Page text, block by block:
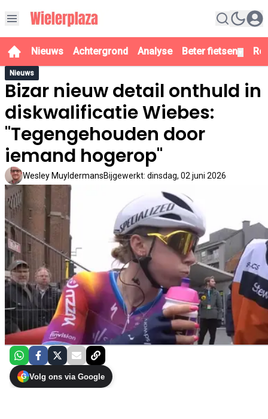
Nieuws Achtergrond Analyse Beter fietsen
Nieuws
Bizar nieuw detail onthuld in
diskwalificatie Wiebes:
"Tegengehouden door
iemand hogerop"
Wesley MuyldermansBijgewerkt: dinsdag, 02 juni 2026
G Volg ons via Google